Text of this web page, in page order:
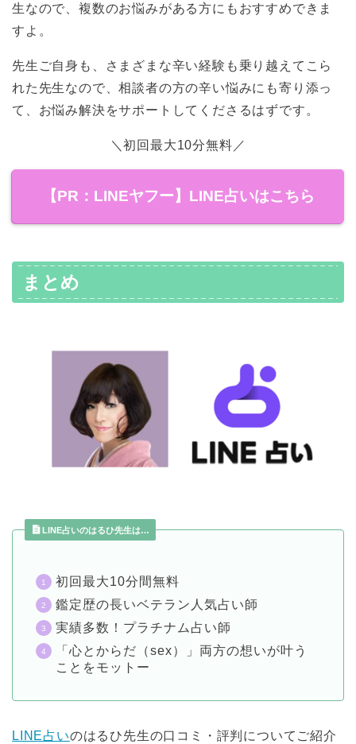
生なので、複数のお悩みがある方にもおすすめできま
すよ。
先生ご自身も、さまざまな辛い経験も乗り越えてこら
れた先生なので、相談者の方の辛い悩みにも寄り添っ
て、お悩み解決をサポートしてくださるはずです。
＼初回最大10分無料／
【PR：LINEヤフー】LINE占いはこちら
まとめ
LINE占いのはるひ先生は…
初回最大10分間無料
鑑定歴の長いベテラン人気占い師
実績多数！プラチナム占い師
「心とからだ（sex）」両方の想いが叶う
ことをモットー
LINE占いのはるひ先生の口コミ・評判についてご紹介